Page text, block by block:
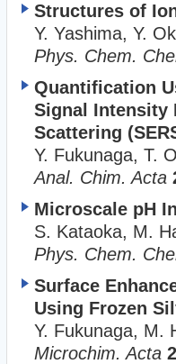
Structures of
Y. Yashima, Y.
Phys. Chem.
Quantification
Signal Intensity
Scattering
Y. Fukunaga, T.
Anal. Chim. Acta
Microscale pH
S. Kataoka, M.
Phys. Chem.
Surface
Using Frozen
Y. Fukunaga, M.
Microchim. Acta